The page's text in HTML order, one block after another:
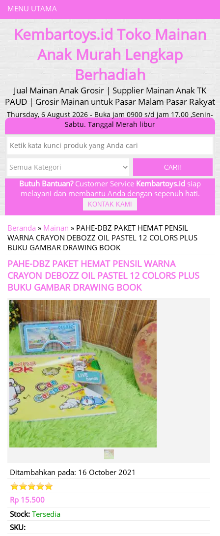
MENU UTAMA
Kembartoys.id Toko Mainan
Anak Murah Lengkap
Berhadiah
Jual Mainan Anak Grosir | Supplier Mainan Anak TK
PAUD | Grosir Mainan untuk Pasar Malam Pasar Rakyat
Thursday, 6 August 2026 - Buka jam 0900 s/d jam 17.00 ,Senin-
Sabtu. Tanggal Merah libur
CARI!
Butuh Bantuan?Customer Service Kembartoys.id siap
melayani dan membantu Anda dengan sepenuh hati.
KONTAK KAMI
Beranda » Mainan » PAHE-DBZ PAKET HEMAT PENSIL
WARNA CRAYON DEBOZZ OIL PASTEL 12 COLORS PLUS
BUKU GAMBAR DRAWING BOOK
PAHE-DBZ PAKET HEMAT PENSIL WARNA
CRAYON DEBOZZ OIL PASTEL 12 COLORS PLUS
BUKU GAMBAR DRAWING BOOK
Ditambahkan pada: 16 October 2021
Rp 15.500
Stock: Tersedia
SKU: